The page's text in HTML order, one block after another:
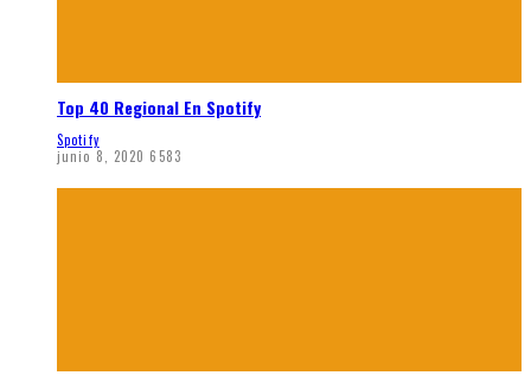
Top 40 Regional En Spotify
Spotify
junio 8, 2020 6583